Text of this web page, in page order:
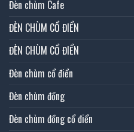
Đèn chùm Cafe
ĐÈN CHÙM CỔ ĐIỂN
ĐÈN CHÙM CỔ ĐIỂN
Đèn chùm cổ điển
Đèn chùm đồng
Đèn chùm đồng cổ điển